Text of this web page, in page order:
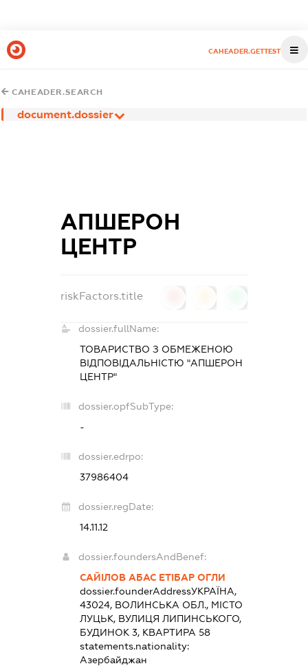
CAHEADER.GETTEST
CAHEADER.SEARCH
document.dossier
АПШЕРОН
ЦЕНТР
riskFactors.title
dossier.fullName:
ТОВАРИСТВО З ОБМЕЖЕНОЮ
ВІДПОВІДАЛЬНІСТЮ "АПШЕРОН
ЦЕНТР"
dossier.opfSubType:
-
dossier.edrpo:
37986404
dossier.regDate:
14.11.12
dossier.foundersAndBenef:
САЙІЛОВ АБАС ЕТІБАР ОГЛИ
dossier.founderAddressУКРАЇНА,
43024, ВОЛИНСЬКА ОБЛ., МІСТО
ЛУЦЬК, ВУЛИЦЯ ЛИПИНСЬКОГО,
БУДИНОК 3, КВАРТИРА 58
statements.nationality:
Азербайджан